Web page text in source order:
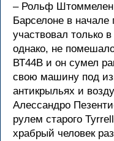
– Рольф
Барселоне в
участвовал только
однако, не
ВТ44В и он сумел
свою машину под
антикрыльях и
Алессандро
рулем старого
храбрый человек